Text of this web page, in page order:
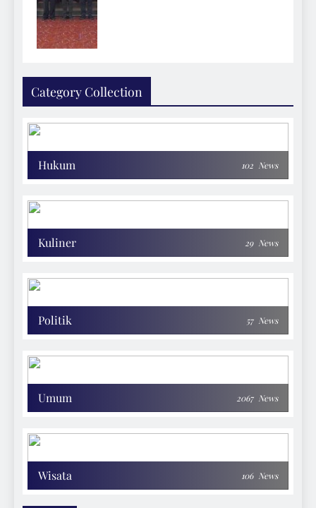
Category Collection
Hukum 102 News
Kuliner 29 News
Politik 57 News
Umum 2067 News
Wisata 106 News